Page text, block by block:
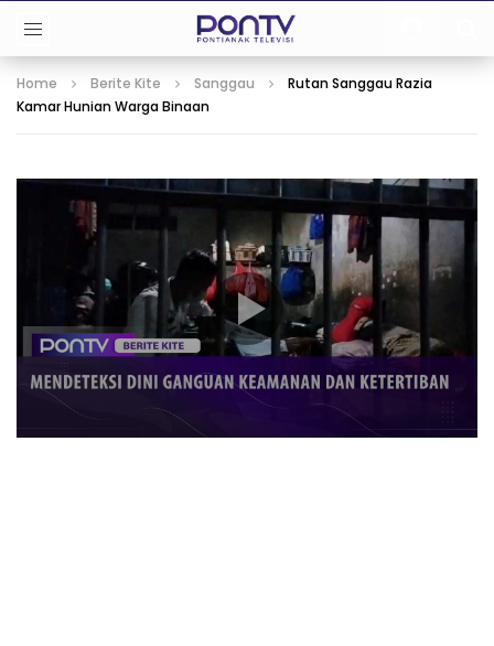
Home Berite Kite Sanggau
Rutan Sanggau Razia
Kamar Hunian Warga Binaan